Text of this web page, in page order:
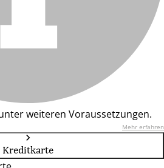
weiteren Voraussetzungen.
Mehr erfahren
Kreditkarte